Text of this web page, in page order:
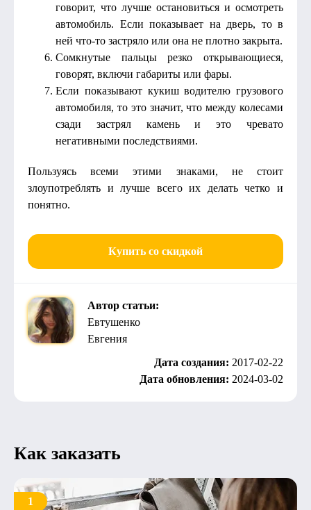
говорит, что лучше остановиться и осмотреть
автомобиль. Если показывает на дверь, то в
ней что-то застряло или она не плотно закрыта.
Сомкнутые пальцы резко открывающиеся,
говорят, включи габариты или фары.
Если показывают кукиш водителю грузового
автомобиля, то это значит, что между колесами
сзади застрял камень и это чревато
негативными последствиями.
Пользуясь всеми этими знаками, не стоит
злоупотреблять и лучше всего их делать четко и
понятно.
Купить со скидкой
Автор статьи:
Евтушенко
Евгения
Дата создания: 2017-02-22
Дата обновления: 2024-03-02
Как заказать
1